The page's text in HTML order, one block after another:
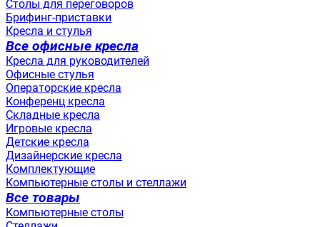
Столы для переговоров
Брифинг-приставки
Кресла и стулья
Все офисные кресла
Кресла для руководителей
Офисные стулья
Операторские кресла
Конференц кресла
Складные кресла
Игровые кресла
Детские кресла
Дизайнерские кресла
Комплектующие
Компьютерные столы и стеллажи
Все товары
Компьютерные столы